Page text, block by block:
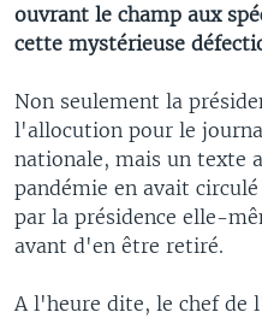
ouvrant le champ aux
cette mystérieuse
Non seulement la
l'allocution pour le
nationale, mais un texte
pandémie en avait
par la présidence elle-
avant d'en être retiré.
A l'heure dite, le chef de